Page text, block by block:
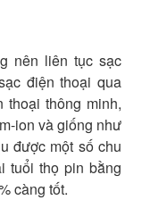
nên liên tục sạc
điện thoại qua
thông minh,
ion và giống như
được một số chu
tuổi thọ pin bằng
càng tốt.